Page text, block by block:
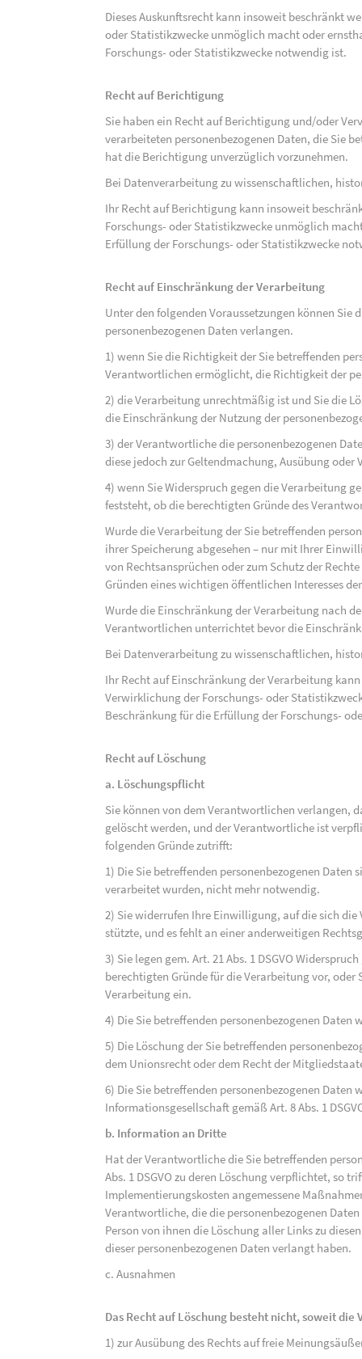
Dieses Auskunftsrecht kann insoweit beschränkt
oder Statistikzwecke unmöglich macht oder
Forschungs- oder Statistikzwecke notwendig ist.
Recht auf Berichtigung
Sie haben ein Recht auf Berichtigung und/oder
verarbeiteten personenbezogenen Daten, die Sie
hat die Berichtigung unverzüglich vorzunehmen.
Bei Datenverarbeitung zu wissenschaftlichen,
Ihr Recht auf Berichtigung kann insoweit
Forschungs- oder Statistikzwecke unmöglich
Erfüllung der Forschungs- oder Statistikzwecke
Recht auf Einschränkung der Verarbeitung
Unter den folgenden Voraussetzungen können
personenbezogenen Daten verlangen.
1) wenn Sie die Richtigkeit der Sie betreffenden
Verantwortlichen ermöglicht, die Richtigkeit der
2) die Verarbeitung unrechtmäßig ist und Sie die
die Einschränkung der Nutzung der
3) der Verantwortliche die personenbezogenen
diese jedoch zur Geltendmachung, Ausübung
4) wenn Sie Widerspruch gegen die Verarbeitung
feststeht, ob die berechtigten Gründe des
Wurde die Verarbeitung der Sie betreffenden
ihrer Speicherung abgesehen – nur mit Ihrer
von Rechtsansprüchen oder zum Schutz der
Gründen eines wichtigen öffentlichen Interesses
Wurde die Einschränkung der Verarbeitung nach
Verantwortlichen unterrichtet bevor die
Bei Datenverarbeitung zu wissenschaftlichen,
Ihr Recht auf Einschränkung der Verarbeitung
Verwirklichung der Forschungs- oder
Beschränkung für die Erfüllung der Forschungs-
Recht auf Löschung
a. Löschungspflicht
Sie können von dem Verantwortlichen verlangen,
gelöscht werden, und der Verantwortliche ist
folgenden Gründe zutrifft:
1) Die Sie betreffenden personenbezogenen Daten
verarbeitet wurden, nicht mehr notwendig.
2) Sie widerrufen Ihre Einwilligung, auf die sich die
stützte, und es fehlt an einer anderweitigen
3) Sie legen gem. Art. 21 Abs. 1 DSGVO
berechtigten Gründe für die Verarbeitung vor, oder
Verarbeitung ein.
4) Die Sie betreffenden personenbezogenen
5) Die Löschung der Sie betreffenden
dem Unionsrecht oder dem Recht der
6) Die Sie betreffenden personenbezogenen Daten
Informationsgesellschaft gemäß Art. 8 Abs. 1
b. Information an Dritte
Hat der Verantwortliche die Sie betreffenden
Abs. 1 DSGVO zu deren Löschung verpflichtet, so
Implementierungskosten angemessene
Verantwortliche, die die personenbezogenen
Person von ihnen die Löschung aller Links zu
dieser personenbezogenen Daten verlangt haben.
c. Ausnahmen
Das Recht auf Löschung besteht nicht, soweit
1) zur Ausübung des Rechts auf freie